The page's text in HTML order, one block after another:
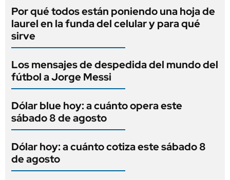
Por qué todos están poniendo una hoja de
laurel en la funda del celular y para qué
sirve
Los mensajes de despedida del mundo del
fútbol a Jorge Messi
Dólar blue hoy: a cuánto opera este
sábado 8 de agosto
Dólar hoy: a cuánto cotiza este sábado 8
de agosto